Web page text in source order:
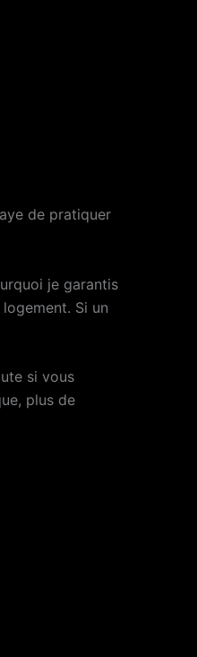
de pratiquer
je garantis
Si un
si vous
plus de